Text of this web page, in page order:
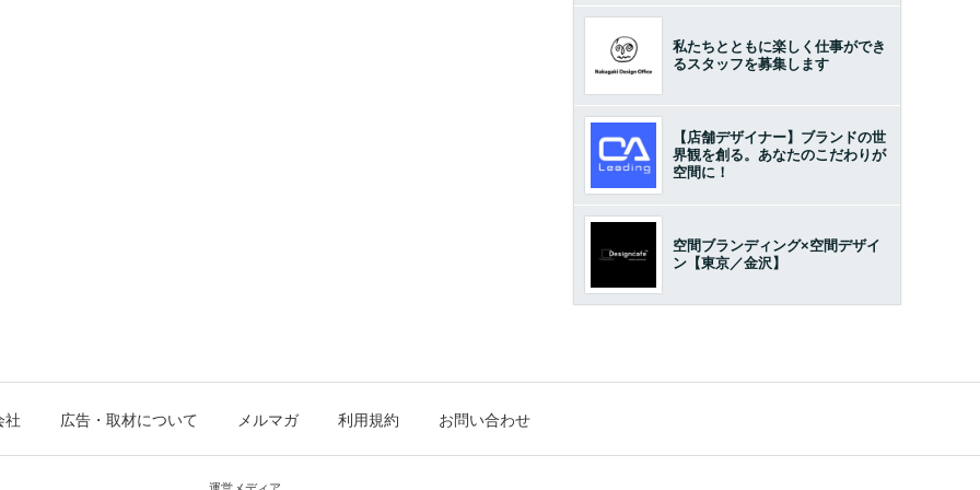
私たちとともに楽しく仕事ができ
るスタッフを募集します
【店舗デザイナー】ブランドの世
界観を創る。あなたのこだわりが
空間に！
空間ブランディング×空間デザイ
ン【東京／金沢】
社 広告・取材について メルマガ 利用規約 お問い合わせ